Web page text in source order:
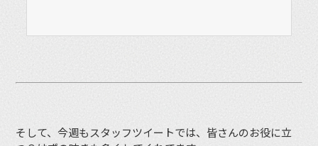
そして、今週もスタッフツイートでは、皆さんのお役に立